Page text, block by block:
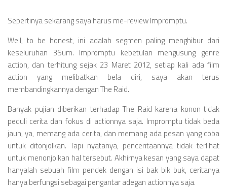
Sepertinya sekarang saya harus me-review Impromptu.
Well, to be honest, ini adalah segmen paling menghibur dari
keseluruhan 3Sum. Impromptu kebetulan mengusung genre
action, dan terhitung sejak 23 Maret 2012, setiap kali ada film
action yang melibatkan bela diri, saya akan terus
membandingkannya dengan The Raid.
Banyak pujian diberikan terhadap The Raid karena konon tidak
peduli cerita dan fokus di actionnya saja. Impromptu tidak beda
jauh, ya, memang ada cerita, dan memang ada pesan yang coba
untuk ditonjolkan. Tapi nyatanya, penceritaannya tidak terlihat
untuk menonjolkan hal tersebut. Akhirnya kesan yang saya dapat
hanyalah sebuah film pendek dengan isi bak bik buk, ceritanya
hanya berfungsi sebagai pengantar adegan actionnya saja.